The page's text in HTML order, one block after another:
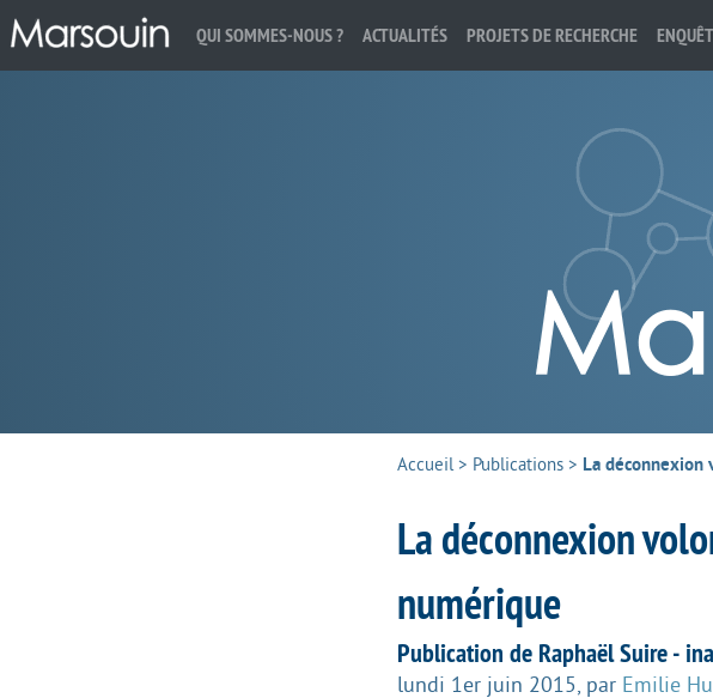
QUI SOMMES-NOUS ? ACTUALITÉS PROJETS DE RECHERCHE
Accueil> Publications > La
La déconnexion
numérique
Publication de Raphaël Suire -
lundi 1er juin 2015 par Emilie